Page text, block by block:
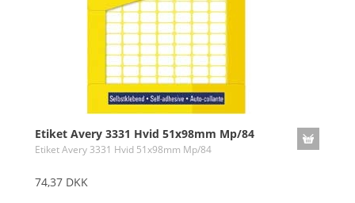
Etiket Avery 3331 Hvid 51x98mm Mp/84
Etiket Avery 3331 Hvid 51x98mm Mp/84
74,37 DKK